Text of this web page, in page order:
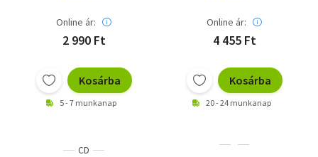
Online ár:
2 990 Ft
Kosárba
5 - 7 munkanap
Online ár:
4 455 Ft
Kosárba
20 - 24 munkanap
CD